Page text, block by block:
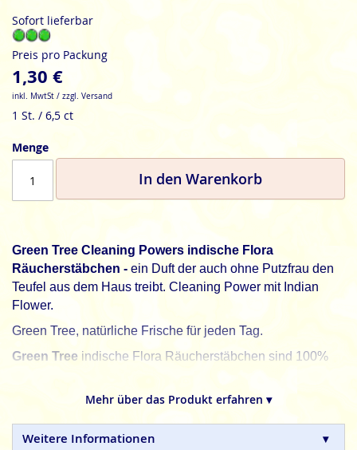
Sofort lieferbar
Preis pro Packung
1,30 €
inkl. MwtSt / zzgl. Versand
1 St. / 6,5 ct
Menge
In den Warenkorb
Green Tree Cleaning Powers indische Flora
Räucherstäbchen - ein Duft der auch ohne Putzfrau den
Teufel aus dem Haus treibt. Cleaning Power mit Indian
Flower.
Green Tree, natürliche Frische für jeden Tag.
Green Tree indische Flora Räucherstäbchen sind 100%
Mehr über das Produkt erfahren ▾
Weitere Informationen